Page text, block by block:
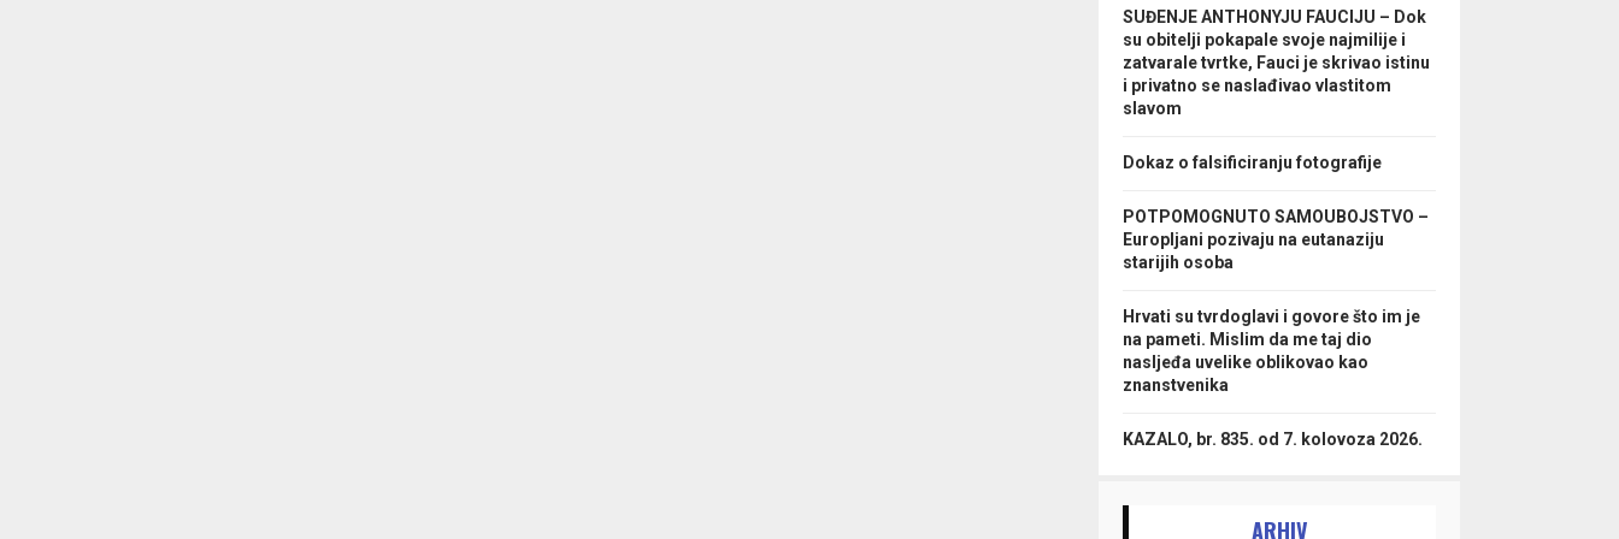
SUĐENJE ANTHONYJU FAUCIJU – Dok
su obitelji pokapale svoje najmilije i
zatvarale tvrtke, Fauci je skrivao istinu
i privatno se naslađivao vlastitom
slavom
Dokaz o falsificiranju fotografije
POTPOMOGNUTO SAMOUBOJSTVO –
Europljani pozivaju na eutanaziju
starijih osoba
Hrvati su tvrdoglavi i govore što im je
na pameti. Mislim da me taj dio
nasljeđa uvelike oblikovao kao
znanstvenika
KAZALO, br. 835. od 7. kolovoza 2026.
ARHIV